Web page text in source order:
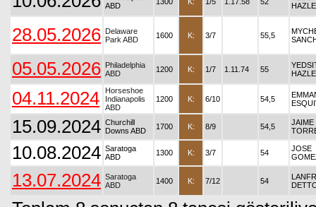
ABD
28.05.2026 Delaware
Park ABD
1600 K: 3/7 55,5
05.05.2026 Philadelphia
ABD
1200 K: 1/7 1.11.74 55
04.11.2024
Horseshoe
Indianapolis
ABD
1200 K: 6/10 54,5
15.09.2024 Churchill
Downs ABD
1700 K: 8/9 54,5
JAIME
10.08.2024 Saratoga
ABD
1300 K: 3/7 54
JOSE
13.07.2024 Saratoga
ABD
1400 K: 7/12 54